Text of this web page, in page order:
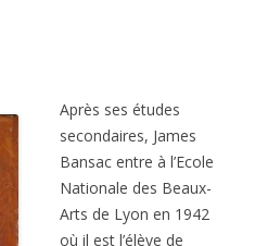
Après ses études
secondaires, James
Bansac entre à l’Ecole
Nationale des Beaux-
Arts de Lyon en 1942
où il est l’élève de